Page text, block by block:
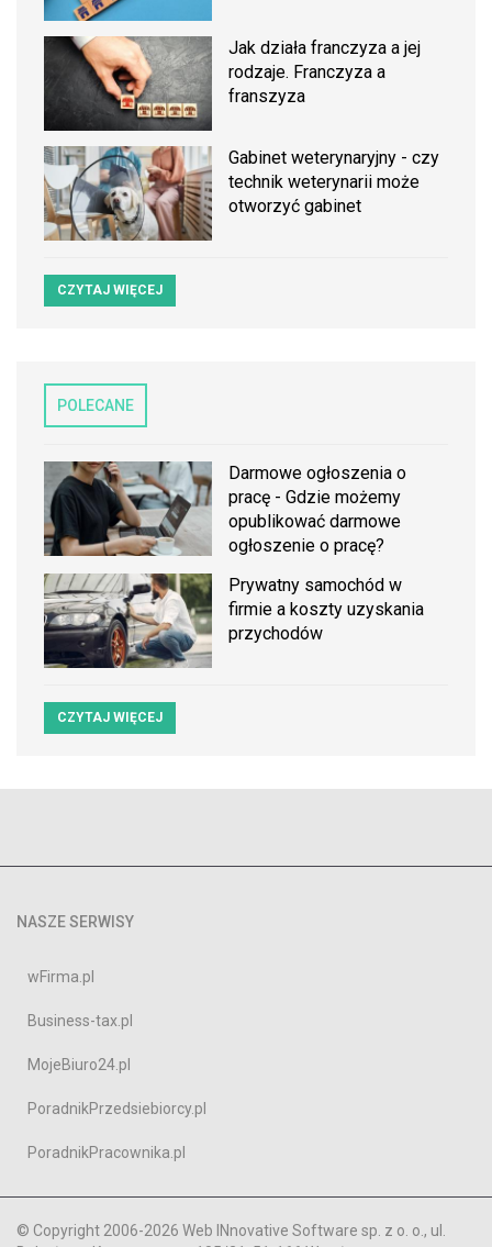
Jak działa franczyza a jej
rodzaje. Franczyza a
franszyza
Gabinet weterynaryjny - czy
technik weterynarii może
otworzyć gabinet
CZYTAJ WIĘCEJ
POLECANE
Darmowe ogłoszenia o
pracę - Gdzie możemy
opublikować darmowe
ogłoszenie o pracę?
Prywatny samochód w
firmie a koszty uzyskania
przychodów
CZYTAJ WIĘCEJ
NASZE SERWISY
wFirma.pl
Business-tax.pl
MojeBiuro24.pl
PoradnikPrzedsiebiorcy.pl
PoradnikPracownika.pl
© Copyright 2006-2026 Web INnovative Software sp. z o. o., ul.